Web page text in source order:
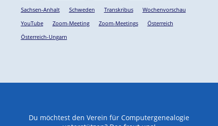
Sachsen-Anhalt
Schweden Transkribus
Wochenvorschau
YouTube
Zoom-Meeting Zoom-Meetings
Österreich
Österreich-Ungarn
Du möchtest den Verein für Computergenealogie